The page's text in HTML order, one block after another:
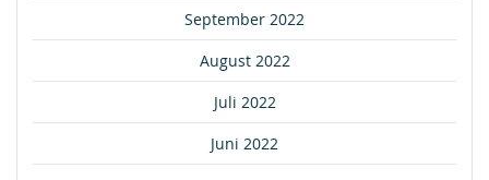
September 2022
August 2022
Juli 2022
Juni 2022